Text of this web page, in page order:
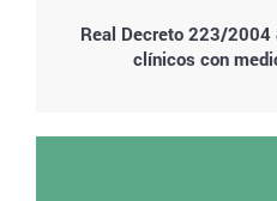
Real Decreto 223/2004
clínicos con